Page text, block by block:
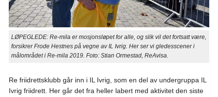
LØPEGLEDE: Re-mila er mosjonsløpet for alle, og slik vil det fortsatt være,
forsikrer Frode Hestnes på vegne av IL Ivrig. Her ser vi gledesscener i
målområdet i Re-mila 2019. Foto: Stian Ormestad, ReAvisa.
Re friidrettsklubb går inn i IL Ivrig, som en del av undergruppa IL
Ivrig friidrett. Her går det fra heller labert med aktivitet den siste